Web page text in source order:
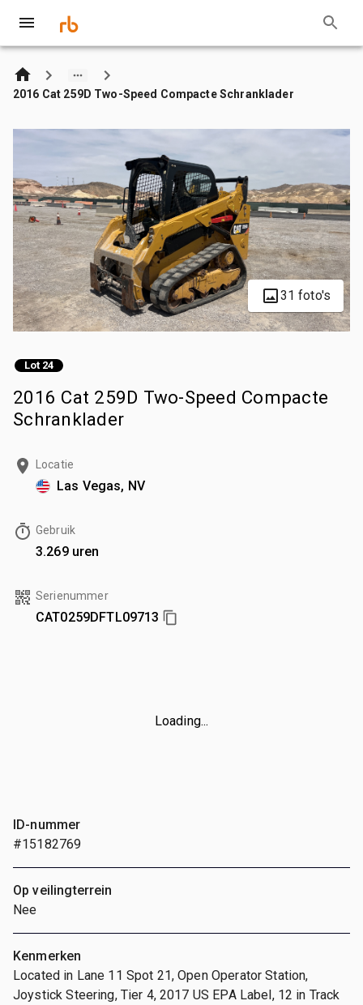
2016 Cat 259D Two-Speed Compacte Schranklader
31 foto's
Lot 24
2016 Cat 259D Two-Speed Compacte
Schranklader
Locatie
Las Vegas, NV
Gebruik
3.269 uren
Serienummer
CAT0259DFTL09713
Loading...
ID-nummer
#15182769
Op veilingterrein
Nee
Kenmerken
Located in Lane 11 Spot 21, Open Operator Station,
Joystick Steering, Tier 4, 2017 US EPA Label, 12 in Track